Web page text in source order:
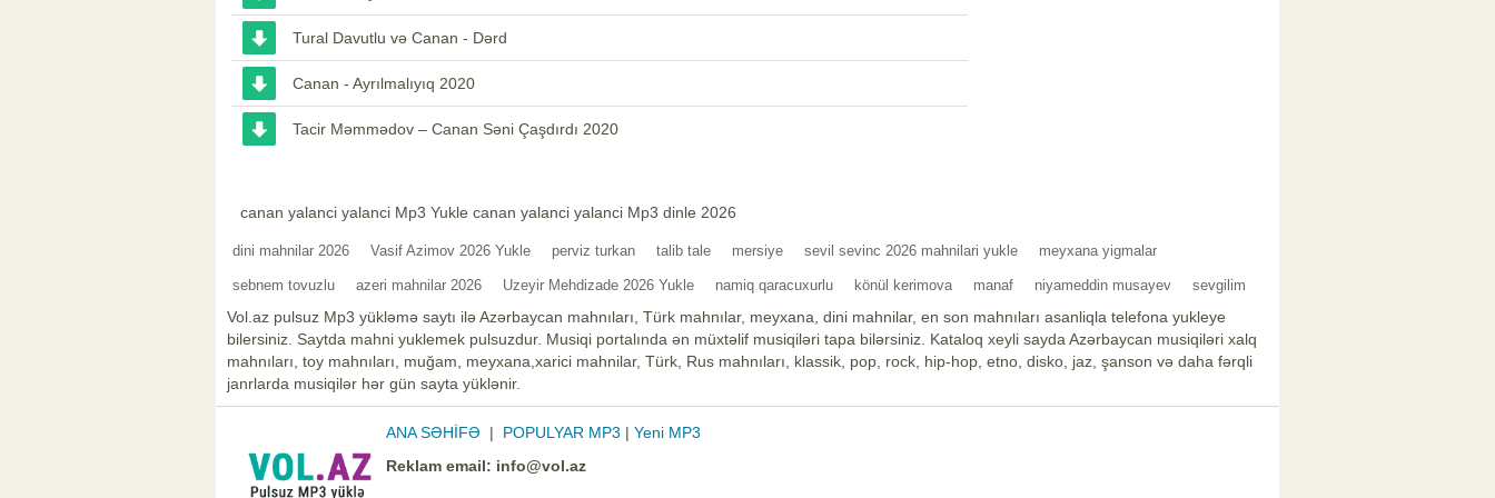
Tural Davutlu və Canan - Dərd
Canan - Ayrılmalıyıq 2020
Tacir Məmmədov – Canan Səni Çaşdırdı 2020
canan yalanci yalanci Mp3 Yukle canan yalanci yalanci Mp3 dinle 2026
dini mahnilar 2026 Vasif Azimov 2026 Yukle perviz turkan talib tale mersiye sevil sevinc 2026 mahnilari yukle meyxana yigmalar
sebnem tovuzlu azeri mahnilar 2026 Uzeyir Mehdizade 2026 Yukle namiq qaracuxurlu könül kerimova manaf niyameddin musayev sevgilim
Vol.az pulsuz Mp3 yükləmə saytı ilə Azərbaycan mahnıları, Türk mahnılar, meyxana, dini mahnilar, en son mahnıları asanliqla telefona yukleye
bilersiniz. Saytda mahni yuklemek pulsuzdur. Musiqi portalında ən müxtəlif musiqiləri tapa bilərsiniz. Kataloq xeyli sayda Azərbaycan musiqiləri xalq
mahnıları, toy mahnıları, muğam, meyxana,xarici mahnilar, Türk, Rus mahnıları, klassik, pop, rock, hip-hop, etno, disko, jaz, şanson və daha fərqli
janrlarda musiqilər hər gün sayta yüklənir.
ANA SƏHİFƏ | POPULYAR MP3 | Yeni MP3
Reklam email: info@vol.az